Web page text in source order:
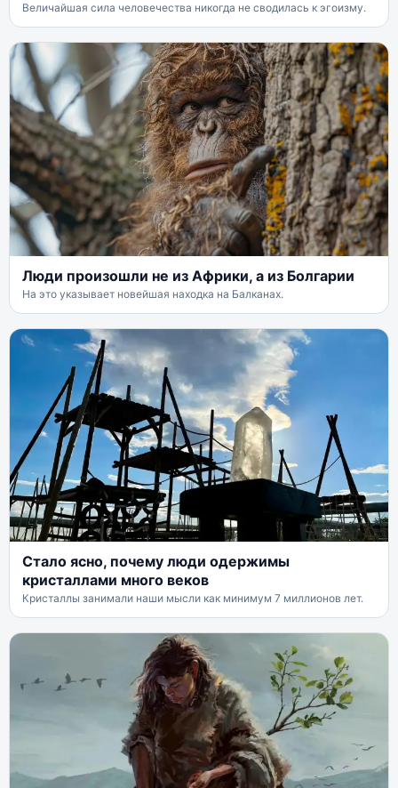
Величайшая сила человечества никогда не сводилась к эгоизму.
Люди произошли не из Африки, а из Болгарии
На это указывает новейшая находка на Балканах.
Стало ясно, почему люди одержимы
кристаллами много веков
Кристаллы занимали наши мысли как минимум 7 миллионов лет.